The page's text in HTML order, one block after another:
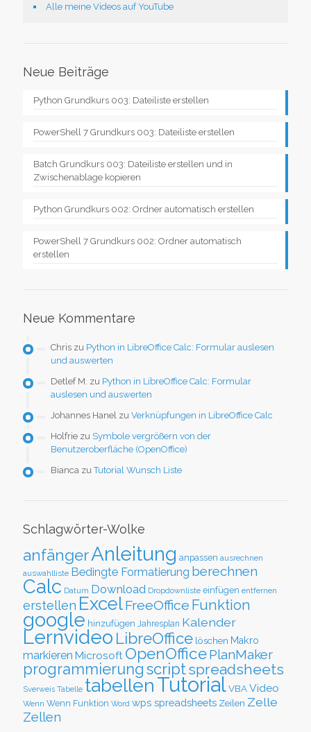
Alle meine Videos auf YouTube
Neue Beiträge
Python Grundkurs 003: Dateiliste erstellen
PowerShell 7 Grundkurs 003: Dateiliste erstellen
Batch Grundkurs 003: Dateiliste erstellen und in
Zwischenablage kopieren
Python Grundkurs 002: Ordner automatisch erstellen
PowerShell 7 Grundkurs 002: Ordner automatisch
erstellen
Neue Kommentare
Chris zu Python in LibreOffice Calc: Formular auslesen
und auswerten
Detlef M. zu Python in LibreOffice Calc: Formular
auslesen und auswerten
Johannes Hanel zu Verknüpfungen in LibreOffice Calc
Holfrie zu Symbole vergrößern von der
Benutzeroberfläche (OpenOffice)
Bianca zuTutorial Wunsch Liste
Schlagwörter-Wolke
anfängerAnleitung anpassen ausrechnen
auswahlliste Bedingte Formatierung berechnen
Calc Datum Download Dropdownliste einfügen entfernen
erstellen ExcelFreeOffice Funktion
google hinzufügen Jahresplan Kalender
Lernvideo LibreOffice löschen Makro
markieren Microsoft OpenOfficePlanMaker
programmierung scriptspreadsheets
Sverweis Tabelle tabellenTutorialVBAVideo
Wenn Wenn Funktion Word wps spreadsheets Zeilen Zelle
Zellen